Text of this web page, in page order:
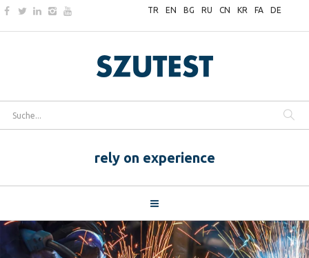
TR EN BG RU CN KR FA DE
rely on experience